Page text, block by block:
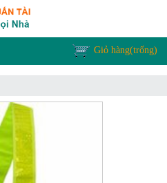
Giỏ hàng(trống)